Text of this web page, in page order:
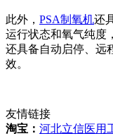
此外， PSA制氧机还
运行状态和氧气纯度
还具备自动启停、远
效。
友情链接
淘宝： 河北立信医用